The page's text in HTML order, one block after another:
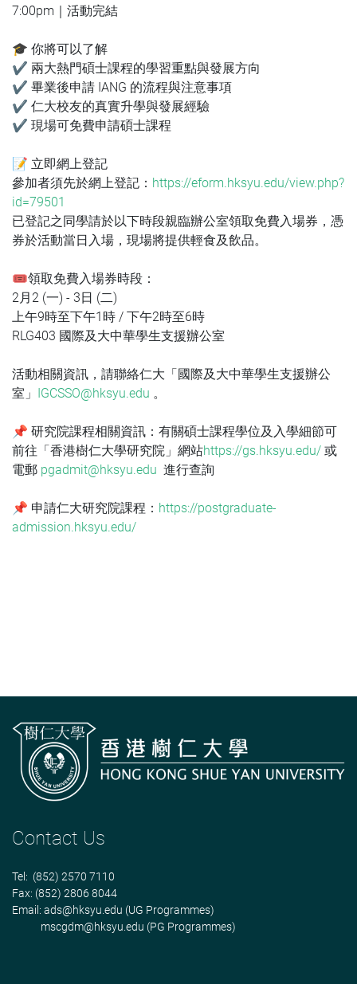
7:00pm｜活動完結
🎓 你將可以了解
✔ 兩大熱門碩士課程的學習重點與發展方向
✔ 畢業後申請 IANG 的流程與注意事項
✔ 仁大校友的真實升學與發展經驗
✔ 現場可免費申請碩士課程
📝 立即網上登記
參加者須先於網上登記： https://eform.hksyu.edu/view.php?
id=79501
已登記之同學請於以下時段親臨辦公室領取免費入場券，憑
券於活動當日入場，現場將提供輕食及飲品。
🎟️領取免費入場券時段：
2月2 (一) - 3日 (二)
上午9時至下午1時 / 下午2時至6時
RLG403 國際及大中華學生支援辦公室
活動相關資訊，請聯絡仁大「國際及大中華學生支援辦公
室」 IGCSSO@hksyu.edu 。
📌 研究院課程相關資訊： 有關碩士課程學位及入學細節可
前往「香港樹仁大學研究院」網站https://gs.hksyu.edu/ 或
電郵 pgadmit@hksyu.edu 進行查詢
📌 申請仁大研究院課程： https://postgraduate-
admission.hksyu.edu/
Contact Us
Tel: (852) 2570 7110
Fax: (852) 2806 8044
Email: ads@hksyu.edu (UG Programmes)
mscgdm@hksyu.edu (PG Programmes)